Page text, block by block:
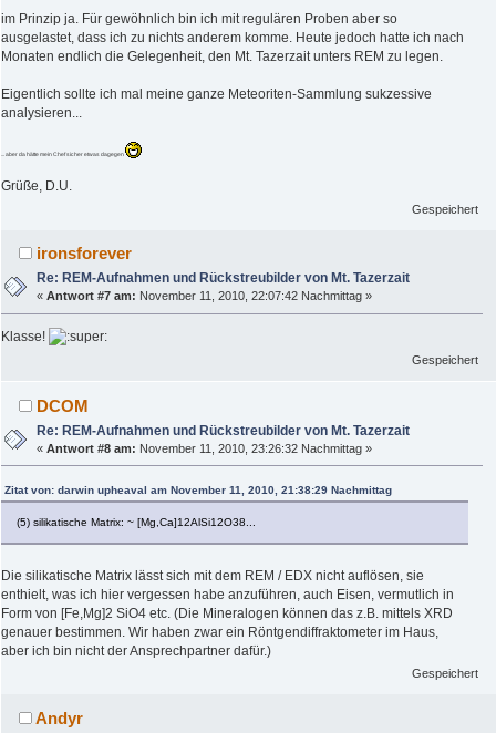
im Prinzip ja. Für gewöhnlich bin ich mit regulären Proben aber so
ausgelastet, dass ich zu nichts anderem komme. Heute jedoch hatte ich nach
Monaten endlich die Gelegenheit, den Mt. Tazerzait unters REM zu legen.
Eigentlich sollte ich mal meine ganze Meteoriten-Sammlung sukzessive
analysieren...
... aber da hätte mein Chef sicher etwas dagegen
Grüße, D.U.
Gespeichert
ironsforever
Re: REM-Aufnahmen und Rückstreubilder von Mt. Tazerzait
«Antwort #7 am: November 11, 2010, 22:07:42 Nachmittag »
Klasse!
Gespeichert
DCOM
Re: REM-Aufnahmen und Rückstreubilder von Mt. Tazerzait
«Antwort #8 am: November 11, 2010, 23:26:32 Nachmittag »
Zitat von: darwin upheaval am November 11, 2010, 21:38:29 Nachmittag
(5) silikatische Matrix: ~ [Mg,Ca]12AlSi12O38...
Die silikatische Matrix lässt sich mit dem REM / EDX nicht auflösen, sie
enthielt, was ich hier vergessen habe anzuführen, auch Eisen, vermutlich in
Form von [Fe,Mg]2 SiO4 etc. (Die Mineralogen können das z.B. mittels XRD
genauer bestimmen. Wir haben zwar ein Röntgendiffraktometer im Haus,
aber ich bin nicht der Ansprechpartner dafür.)
Gespeichert
Andyr